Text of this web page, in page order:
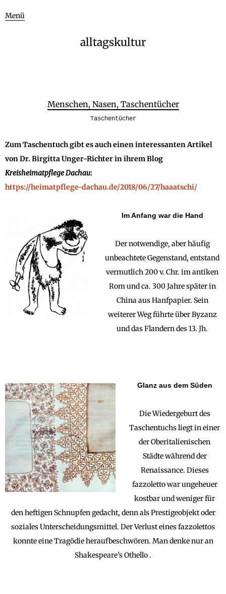
Menü
alltagskultur
Menschen, Nasen, Taschentücher
Taschentücher
Zum Taschentuch gibt es auch einen interessanten Artikel
von Dr. Birgitta Unger-Richter in ihrem Blog
Kreisheimatpflege Dachau:
https://heimatpflege-dachau.de/2018/06/27/haaatschi/
Im Anfang war die Hand
Der notwendige, aber häufig
unbeachtete Gegenstand, entstand
vermutlich 200 v. Chr. im antiken
Rom und ca. 300 Jahre später in
China aus Hanfpapier. Sein
weiterer Weg führte über Byzanz
und das Flandern des 13. Jh.
Glanz aus dem Süden
Die Wiedergeburt des
Taschentuchs liegt in einer
der Oberitalienischen
Städte während der
Renaissance. Dieses
fazzoletto war ungeheuer
kostbar und weniger für
den heftigen Schnupfen gedacht, denn als Prestigeobjekt oder
soziales Unterscheidungsmittel. Der Verlust eines fazzolettos
konnte eine Tragödie heraufbeschwören. Man denke nur an
Shakespeare’s Othello .